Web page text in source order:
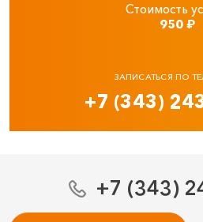
Стоимость
950₽
ЗАПИСАТЬСЯ ПО
+7 (343)
+7 (343)